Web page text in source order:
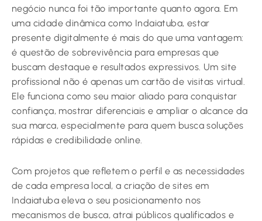
negócio nunca foi tão importante quanto agora. Em
uma cidade dinâmica como Indaiatuba, estar
presente digitalmente é mais do que uma vantagem:
é questão de sobrevivência para empresas que
buscam destaque e resultados expressivos. Um site
profissional não é apenas um cartão de visitas virtual.
Ele funciona como seu maior aliado para conquistar
confiança, mostrar diferenciais e ampliar o alcance da
sua marca, especialmente para quem busca soluções
rápidas e credibilidade online.
Com projetos que refletem o perfil e as necessidades
de cada empresa local, a criação de sites em
Indaiatuba eleva o seu posicionamento nos
mecanismos de busca, atrai públicos qualificados e